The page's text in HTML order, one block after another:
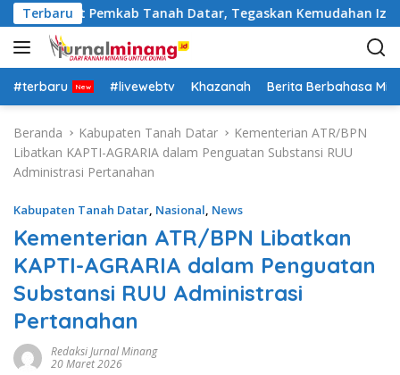
a
g
u
TerbaruPemkab Tanah Datar, Tegaskan Kemudahan Izin
#terbaru #livewebtv Khazanah Berita Berbahasa
Beranda Kabupaten Tanah Datar
Kementerian ATR/BPN
Libatkan KAPTI-AGRARIA dalam Penguatan Substansi RUU
Administrasi Pertanahan
Kabupaten Tanah Datar, Nasional, News
Kementerian ATR/BPN Libatkan
KAPTI-AGRARIA dalam Penguatan
Substansi RUU Administrasi
Pertanahan
Redaksi Jurnal Minang
20 Maret 2026